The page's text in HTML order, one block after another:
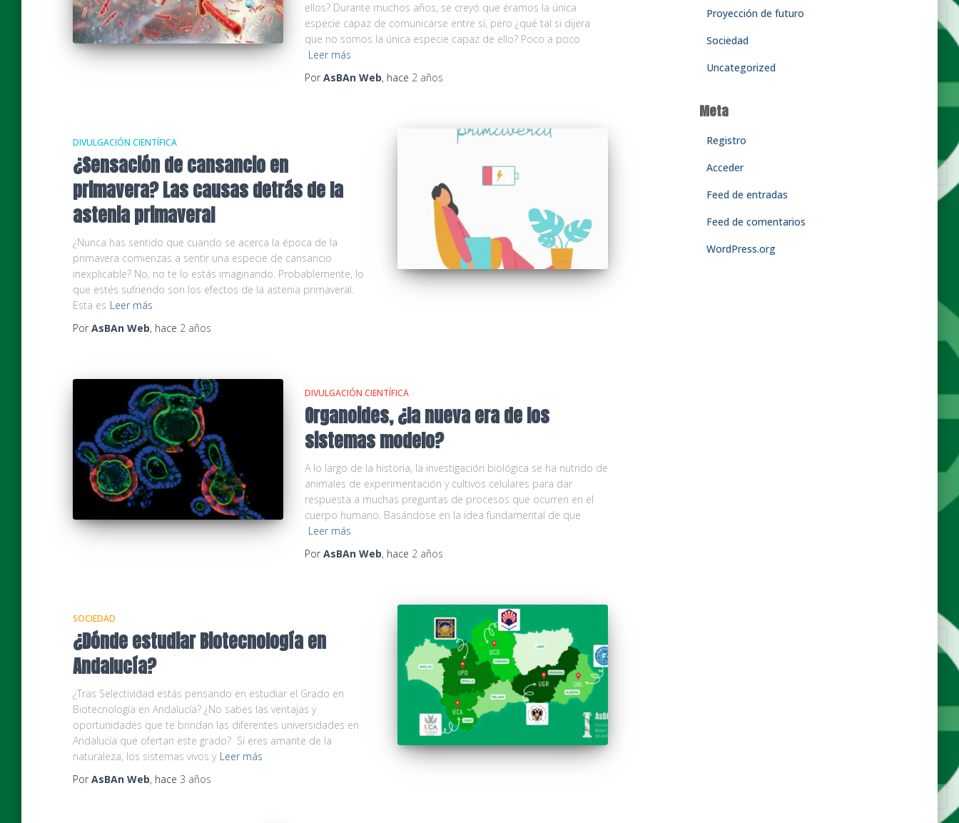
ellos? Durante muchos años, se creyó que éramos la única
especie capaz de comunicarse entre sí, pero ¿qué tal si dijera
que no somos la única especie capaz de ello? Poco a poco
Leer más
Por AsBAn Web, hace 2 años
DIVULGACIÓN CIENTÍFICA
¿Sensación de cansancio en
primavera? Las causas detrás de la
astenia primaveral
¿Nunca has sentido que cuando se acerca la época de la
primavera comienzas a sentir una especie de cansancio
inexplicable? No, no te lo estás imaginando. Probablemente, lo
que estés sufriendo son los efectos de la astenia primaveral.
Esta es Leer más
Por AsBAn Web, hace 2 años
DIVULGACIÓN CIENTÍFICA
Organoides, ¿la nueva era de los
sistemas modelo?
A lo largo de la historia, la investigación biológica se ha nutrido de
animales de experimentación y cultivos celulares para dar
respuesta a muchas preguntas de procesos que ocurren en el
cuerpo humano. Basándose en la idea fundamental de que
Leer más
Por AsBAn Web, hace 2 años
SOCIEDAD
¿Dónde estudiar Biotecnología en
Andalucía?
¿Tras Selectividad estás pensando en estudiar el Grado en
Biotecnología en Andalucía? ¿No sabes las ventajas y
oportunidades que te brindan las diferentes universidades en
Andalucía que ofertan este grado? Si eres amante de la
naturaleza, los sistemas vivos y Leer más
Por AsBAn Web, hace 3 años
Proyección de futuro
Sociedad
Uncategorized
Meta
Registro
Acceder
Feed de entradas
Feed de comentarios
WordPress.org